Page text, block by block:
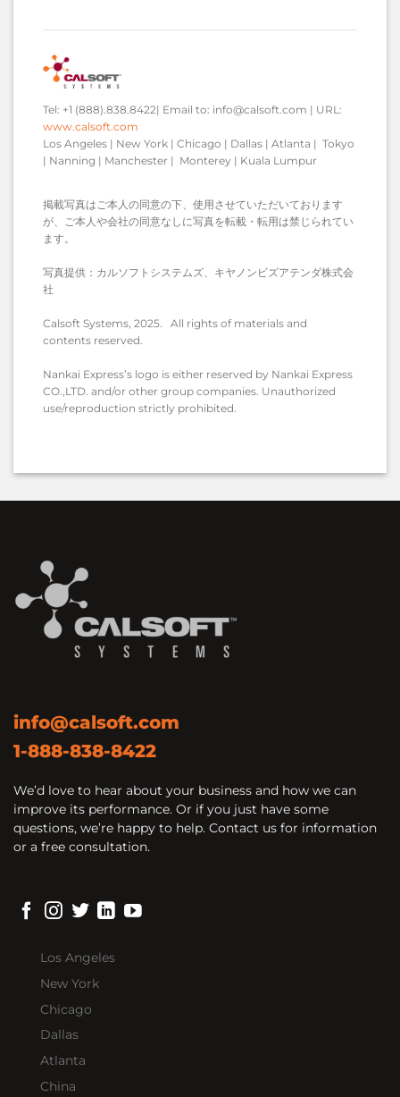
Tel: +1 (888).838.8422| Email to: info@calsoft.com | URL:
www.calsoft.com
Los Angeles | New York | Chicago | Dallas | Atlanta | Tokyo
| Nanning | Manchester | Monterey | Kuala Lumpur
掲載写真はご本人の同意の下、使用させていただいております
が、ご本人や会社の同意なしに写真を転載・転用は禁じられてい
ます。
写真提供：カルソフトシステムズ、キヤノンビズアテンダ株式会
社
Calsoft Systems, 2025. All rights of materials and
contents reserved.
Nankai Express’s logo is either reserved by Nankai Express
CO.,LTD. and/or other group companies. Unauthorized
use/reproduction strictly prohibited.
info@calsoft.com
1-888-838-8422
We’d love to hear about your business and how we can
improve its performance. Or if you just have some
questions, we’re happy to help. Contact us for information
or a free consultation.
Los Angeles
New York
Chicago
Dallas
Atlanta
China